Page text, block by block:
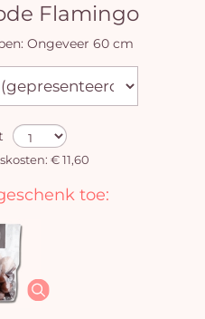
Flamingo
Ongeveer 60 cm
€ 11,60
toe: